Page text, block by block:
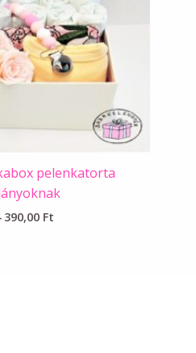
pelenkatorta
390,00 Ft